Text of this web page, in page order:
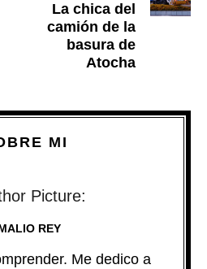
La chica del
camión de la
basura de
Atocha
MI
REY
Me dedico a